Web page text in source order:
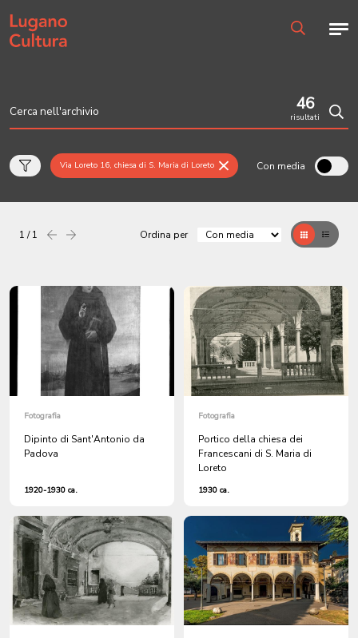
Home page
46
risultati
Via Loreto 16, chiesa di S. Maria di Loreto Con media
1 / 1 Precedentesuccessiva Ordina per GrigliaTable
Fotografia
Dipinto di Sant'Antonio da
Padova
1920-1930 ca.
Fotografia
Portico della chiesa dei
Francescani di S. Maria di
Loreto
1930 ca.